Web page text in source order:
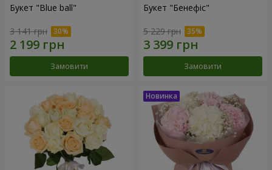
Букет "Blue ball"
3 141 грн
Замовити
Букет "Бенефіс"
5 229 грн
Замовити